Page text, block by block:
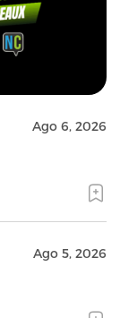
Ago 6, 2026
Ago 5, 2026